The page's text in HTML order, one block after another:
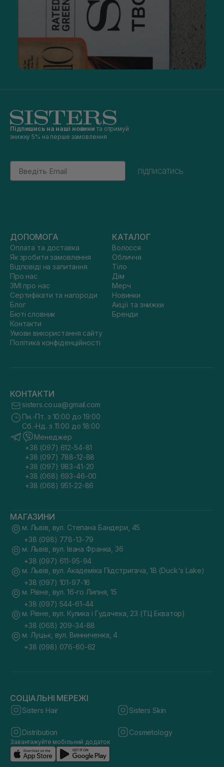
Підпишись на наші новини та отримуй
знижку 5% на перше замовлення
Email
підписатись
ДОПОМОГА
Оплата та доставка
Як зробити замовлення
Відповіді на запитання
Про нас
ЗМІ про нас
Сертифікати та нагороди
Блог
Бюті словник
Контакти
Умови використання сайту
Політика конфіденційності
КАТАЛОГ
Волосся
Обличчя
Тіло
Дім
Мерч
Новинки
Акції та знижки
Бренди
КОНТАКТИ
sisters.co.ua@gmail.com
Пн.-Пт. з 10:00 до 19:00
Сб.-Нд. з 11:00 до 18:00
Менеджер
+38 (097) 612-54-81
+38 (097) 788-12-88
+38 (097) 983-41-20
+38 (068) 693-46-00
+38 (068) 951-22-86
МАГАЗИНИ
м. Львів, вул. Степана Бандери, 45
+38 (098) 778-13-79
м. Львів, вул. Івана Франка, 36
+38 (097) 611-95-94
м. Львів, вул. Академіка Підстригача, 1В (Duck's Lake)
+38 (097) 101-97-16
м. Рівне, вул. 16-го Липня, 15
+38 (097) 544-61-44
м. Рівне, вул. Кулика і Гудачека, 23 (ТЦ Екватор)
+38 (068) 209-34-88
м. Луцьк, вул. Винниченка, 4
+38 (098) 076-60-62
СОЦІАЛЬНІ МЕРЕЖІ
Sisters Hair Sisters Skin
Distribution Cosmetology
Завантажуйте мобільний додаток